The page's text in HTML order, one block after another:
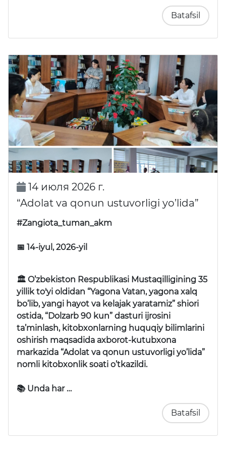
Batafsil
14 июля 2026 г.
“Adolat va qonun ustuvorligi yo’lida”
#Zangiota_tuman_akm
📅 14-iyul, 2026-yil
🏛 O’zbekiston Respublikasi Mustaqilligining 35
yillik to'yi oldidan “Yagona Vatan, yagona xalq
bo’lib, yangi hayot va kelajak yaratamiz” shiori
ostida, “Dolzarb 90 kun” dasturi ijrosini
ta’minlash, kitobxonlarning huquqiy bilimlarini
oshirish maqsadida axborot-kutubxona
markazida “Adolat va qonun ustuvorligi yo’lida”
nomli kitobxonlik soati o’tkazildi.
📚 Unda har …
Batafsil